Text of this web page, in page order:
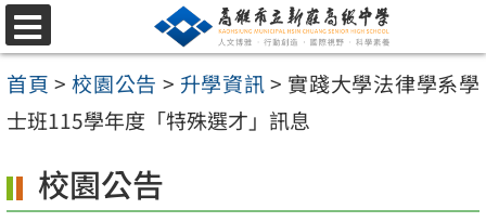
跳
至
主
要
容
選
單
首頁 > 校園公告 > 升學資訊> 實踐大學法律學系學
士班115學年度「特殊選才」訊息
校園公告